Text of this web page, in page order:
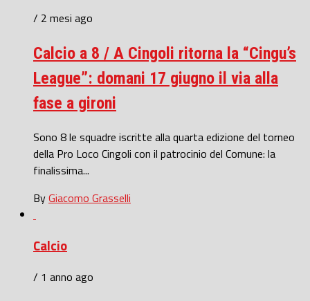
/ 2 mesi ago
Calcio a 8 / A Cingoli ritorna la “Cingu’s
League”: domani 17 giugno il via alla
fase a gironi
Sono 8 le squadre iscritte alla quarta edizione del torneo
della Pro Loco Cingoli con il patrocinio del Comune: la
finalissima...
ByGiacomo Grasselli
Calcio
/ 1 anno ago